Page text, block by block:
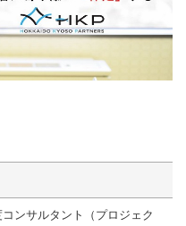
ンサルタント（プロジェク